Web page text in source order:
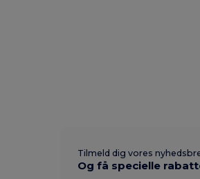
Tilmeld dig vores
Og få specielle